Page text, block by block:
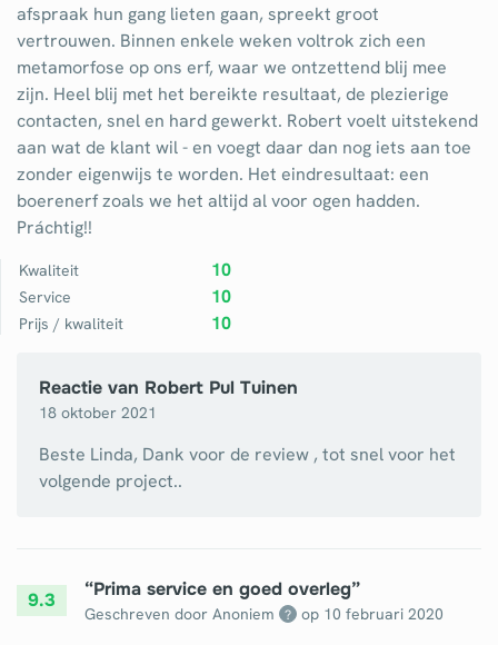
afspraak hun gang lieten gaan, spreekt groot
vertrouwen. Binnen enkele weken voltrok zich een
metamorfose op ons erf, waar we ontzettend blij mee
zijn. Heel blij met het bereikte resultaat, de plezierige
contacten, snel en hard gewerkt. Robert voelt uitstekend
aan wat de klant wil - en voegt daar dan nog iets aan toe
zonder eigenwijs te worden. Het eindresultaat: een
boerenerf zoals we het altijd al voor ogen hadden.
Práchtig!!
Kwaliteit 10
Service 10
Prijs / kwaliteit 10
Reactie van Robert Pul Tuinen
18 oktober 2021
Beste Linda, Dank voor de review , tot snel voor het
volgende project..
9.3 “Prima service en goed overleg”
Geschreven door Anoniem ? op 10 februari 2020